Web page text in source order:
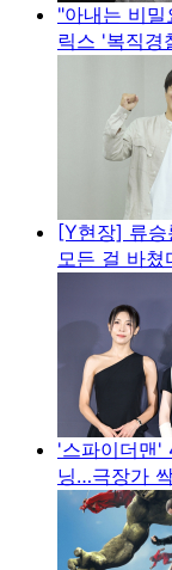
"아내는 비
릭스 '복직경
[Y현장] 류승
모든 걸 바쳤
'스파이더맨'
닝…극장가